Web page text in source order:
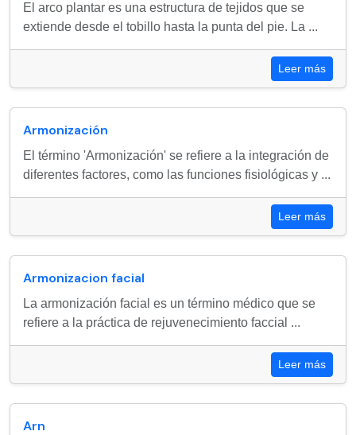
El arco plantar es una estructura de tejidos que se
extiende desde el tobillo hasta la punta del pie. La ...
Leer más
Armonización
El término 'Armonización' se refiere a la integración de
diferentes factores, como las funciones fisiológicas y ...
Leer más
Armonizacion facial
La armonización facial es un término médico que se
refiere a la práctica de rejuvenecimiento faccial ...
Leer más
Arn